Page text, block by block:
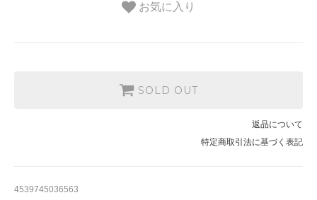
お気に入り
SOLD OUT
返品について
特定商取引法に基づく表記
4539745036563